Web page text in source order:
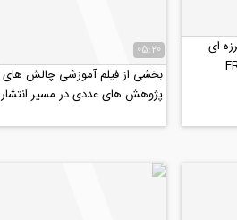
ای
05:20
بخشی از فیلم آموزشی چالش های
پژوهش های عددی در مسیر انتشار